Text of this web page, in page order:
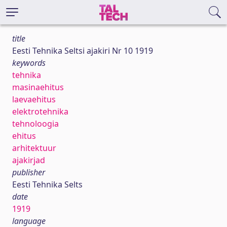
title
Eesti Tehnika Seltsi ajakiri Nr 10 1919
keywords
tehnika
masinaehitus
laevaehitus
elektrotehnika
tehnoloogia
ehitus
arhitektuur
ajakirjad
publisher
Eesti Tehnika Selts
date
1919
language